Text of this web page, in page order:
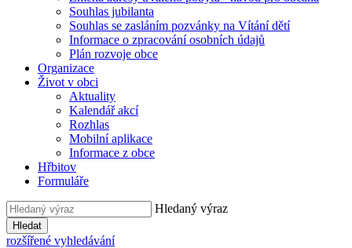
Souhlas jubilanta
Souhlas se zasláním pozvánky na Vítání dětí
Informace o zpracování osobních údajů
Plán rozvoje obce
Organizace
Život v obci
Aktuality
Kalendář akcí
Rozhlas
Mobilní aplikace
Informace z obce
Hřbitov
Formuláře
Hledaný výraz
Hledat
rozšířené vyhledávání